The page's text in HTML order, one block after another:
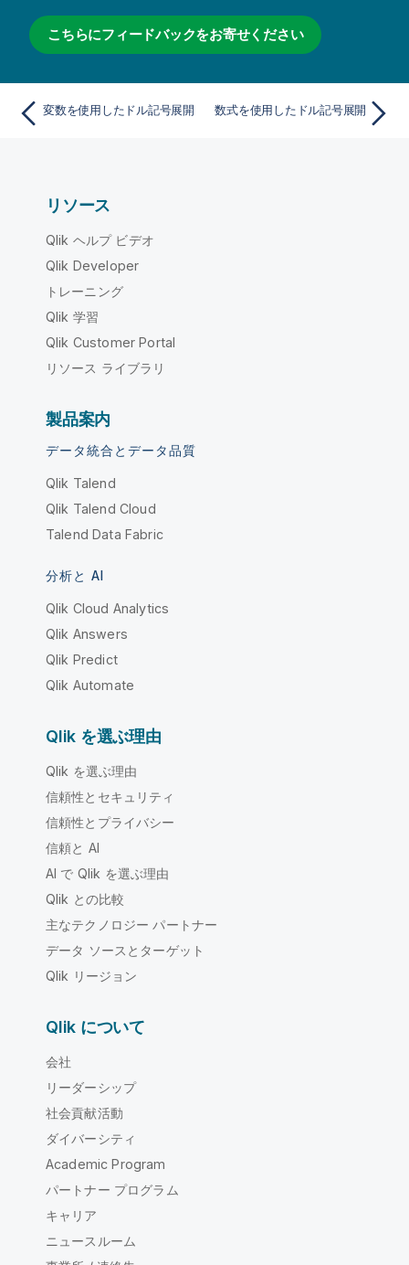
こちらにフィードバックをお寄せください
変数を使用したドル記号展開 数式を使用したドル記号展開
リソース
Qlik ヘルプ ビデオ
Qlik Developer
トレーニング
Qlik 学習
Qlik Customer Portal
リソース ライブラリ
製品案内
データ統合とデータ品質
Qlik Talend
Qlik Talend Cloud
Talend Data Fabric
分析と AI
Qlik Cloud Analytics
Qlik Answers
Qlik Predict
Qlik Automate
Qlik を選ぶ理由
Qlik を選ぶ理由
信頼性とセキュリティ
信頼性とプライバシー
信頼と AI
AI で Qlik を選ぶ理由
Qlik との比較
主なテクノロジー パートナー
データ ソースとターゲット
Qlik リージョン
Qlik について
会社
リーダーシップ
社会貢献活動
ダイバーシティ
Academic Program
パートナー プログラム
キャリア
ニュースルーム